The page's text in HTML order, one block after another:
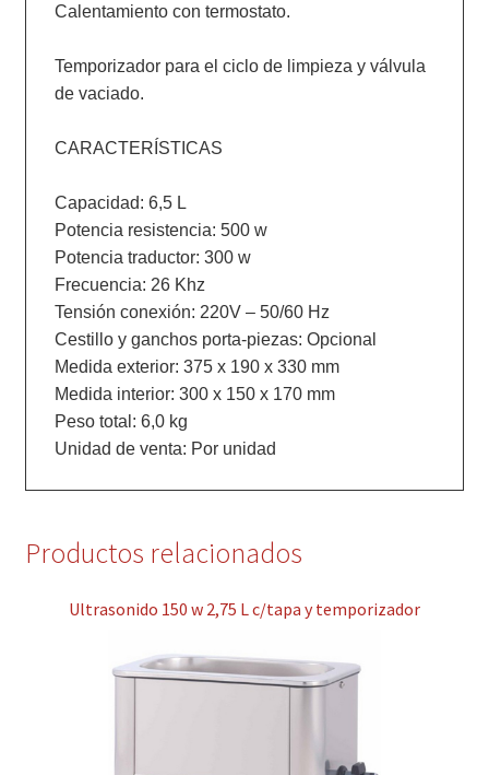
Calentamiento con termostato.
Temporizador para el ciclo de limpieza y válvula
de vaciado.
CARACTERÍSTICAS
Capacidad: 6,5 L
Potencia resistencia: 500 w
Potencia traductor: 300 w
Frecuencia: 26 Khz
Tensión conexión: 220V – 50/60 Hz
Cestillo y ganchos porta-piezas: Opcional
Medida exterior: 375 x 190 x 330 mm
Medida interior: 300 x 150 x 170 mm
Peso total: 6,0 kg
Productos relacionados
Ultrasonido 150 w 2,75 L c/tapa y temporizador